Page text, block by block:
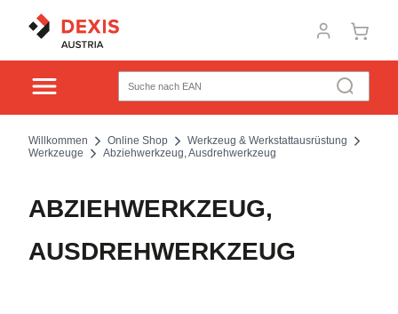
Willkommen Online Shop
Werkzeug & Werkstattausrüstung
Werkzeuge
Abziehwerkzeug, Ausdrehwerkzeug
ABZIEHWERKZEUG,
AUSDREHWERKZEUG